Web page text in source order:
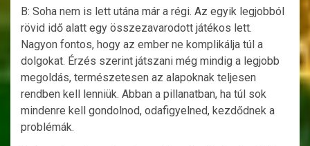
B: Soha nem is lett utána már a régi. Az egyik legjobból
rövid idő alatt egy összezavarodott játékos lett.
Nagyon fontos, hogy az ember ne komplikálja túl a
dolgokat. Érzés szerint játszani még mindig a legjobb
megoldás, természetesen az alapoknak teljesen
rendben kell lenniük. Abban a pillanatban, ha túl sok
mindenre kell gondolnod, odafigyelned, kezdődnek a
problémák.